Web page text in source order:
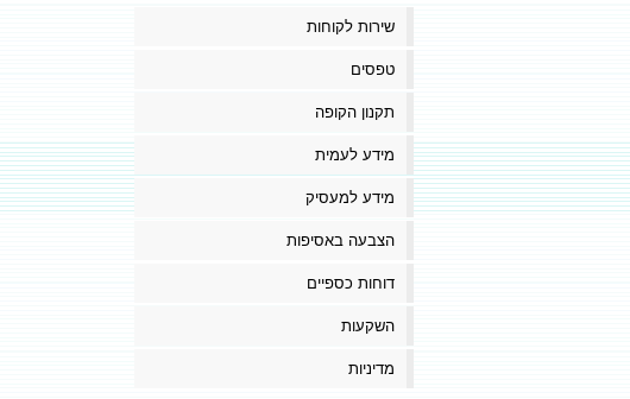
שירות לקוחות
טפסים
תקנון הקופה
מידע לעמית
מידע למעסיק
הצבעה באסיפות
דוחות כספיים
השקעות
מדיניות